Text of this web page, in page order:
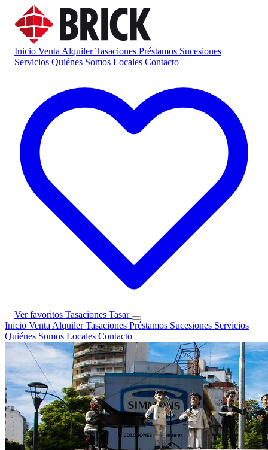
Inicio Venta AlquilerTasaciones Préstamos Sucesiones
Servicios Quiénes Somos Locales Contacto
Ver favoritos Tasaciones Tasar
Inicio Venta AlquilerTasaciones Préstamos Sucesiones Servicios
Quiénes Somos Locales Contacto